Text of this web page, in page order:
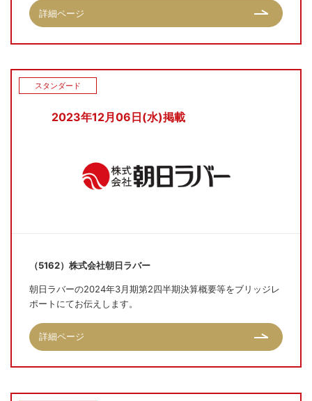
詳細ページ
2023年12月06日(水)掲載
スタンダード
（5162）株式会社朝日ラバー
朝日ラバーの2024年3月期第2四半期決算概要等をブリッジレ
ポートにてお伝えします。
詳細ページ